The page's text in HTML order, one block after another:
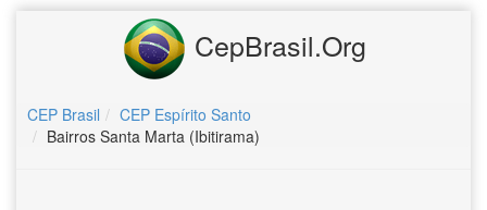
CepBrasil.Org
CEP Brasil
CEP Espírito Santo
Bairros Santa Marta (Ibitirama)